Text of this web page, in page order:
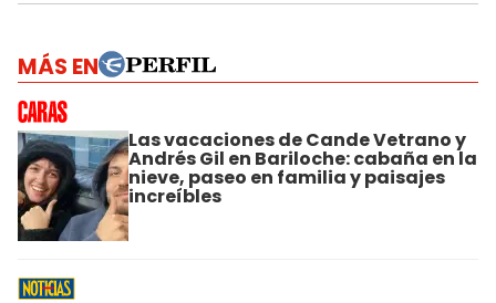
MÁS EN
Las vacaciones de Cande Vetrano y
Andrés Gil en Bariloche: cabaña en la
nieve, paseo en familia y paisajes
increíbles